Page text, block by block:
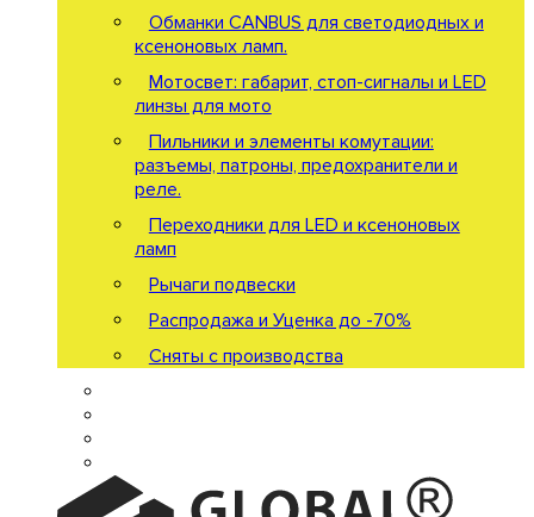
Обманки CANBUS для светодиодных и
ксеноновых ламп.
Мотосвет: габарит, стоп-сигналы и LED
линзы для мото
Пильники и элементы комутации:
разъемы, патроны, предохранители и
реле.
Переходники для LED и ксеноновых
ламп
Рычаги подвески
Распродажа и Уценка до -70%
Сняты с производства